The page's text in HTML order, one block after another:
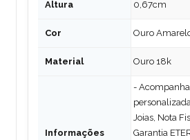
Altura 0,67cm
Cor Ouro
Material Ouro 18k
Informações
-
Joias, Nota
Garantia